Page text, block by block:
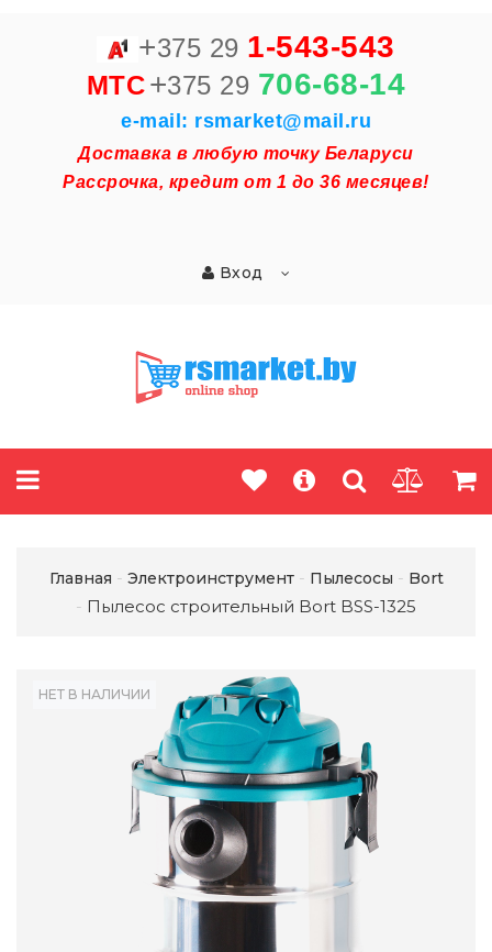
+375 29 1-543-543
MTC+375 29 706-68-14
e-mail: rsmarket@mail.ru
Доставка в любую точку Беларуси
Рассрочка, кредит от 1 до 36 месяцев!
Вход
Главная Электроинструмент Пылесосы Bort
Пылесос строительный Bort BSS-1325
НЕТ В НАЛИЧИИ